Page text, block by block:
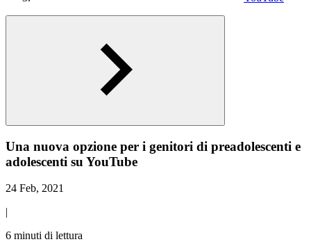
Una nuova opzione per i genitori di preadolescenti e
adolescenti su YouTube
24 Feb, 2021
|
6 minuti di lettura